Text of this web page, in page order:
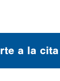
a la